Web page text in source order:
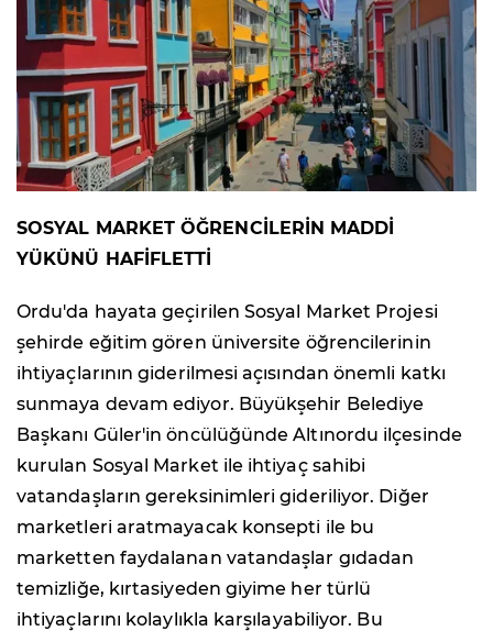
SOSYAL MARKET ÖĞRENCİLERİN MADDİ
YÜKÜNÜ HAFİFLETTİ
Ordu'da hayata geçirilen Sosyal Market Projesi
şehirde eğitim gören üniversite öğrencilerinin
ihtiyaçlarının giderilmesi açısından önemli katkı
sunmaya devam ediyor. Büyükşehir Belediye
Başkanı Güler'in öncülüğünde Altınordu ilçesinde
kurulan Sosyal Market ile ihtiyaç sahibi
vatandaşların gereksinimleri gideriliyor. Diğer
marketleri aratmayacak konsepti ile bu
marketten faydalanan vatandaşlar gıdadan
temizliğe, kırtasiyeden giyime her türlü
ihtiyaçlarını kolaylıkla karşılayabiliyor. Bu